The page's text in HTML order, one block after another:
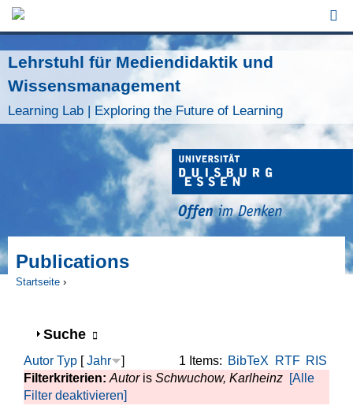
Jump to Navigation
Lehrstuhl für Mediendidaktik und
Wissensmanagement
Learning Lab | Exploring the Future of Learning
Publications
Startseite ›
Anzeigen
Suche
1 Items: BibTeX RTF RIS
Autor Typ [Jahr
]
Filterkriterien: Autoris Schwuchow, Karlheinz [Alle
Filter deaktivieren]